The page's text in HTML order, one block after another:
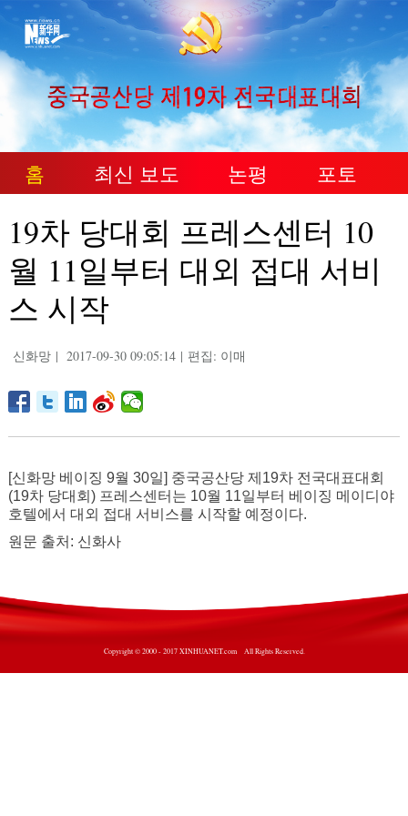
홈 최신 보도 논평 포토
19차 당대회 프레스센터 10
월 11일부터 대외 접대 서비
스 시작
신화망 | 2017-09-30 09:05:14 | 편집: 이매
[신화망 베이징 9월 30일] 중국공산당 제19차 전국대표대회
(19차 당대회) 프레스센터는 10월 11일부터 베이징 메이디야
호텔에서 대외 접대 서비스를 시작할 예정이다.
원문 출처: 신화사
Copyright © 2000 - 2017 XINHUANET.com All Rights Reserved.